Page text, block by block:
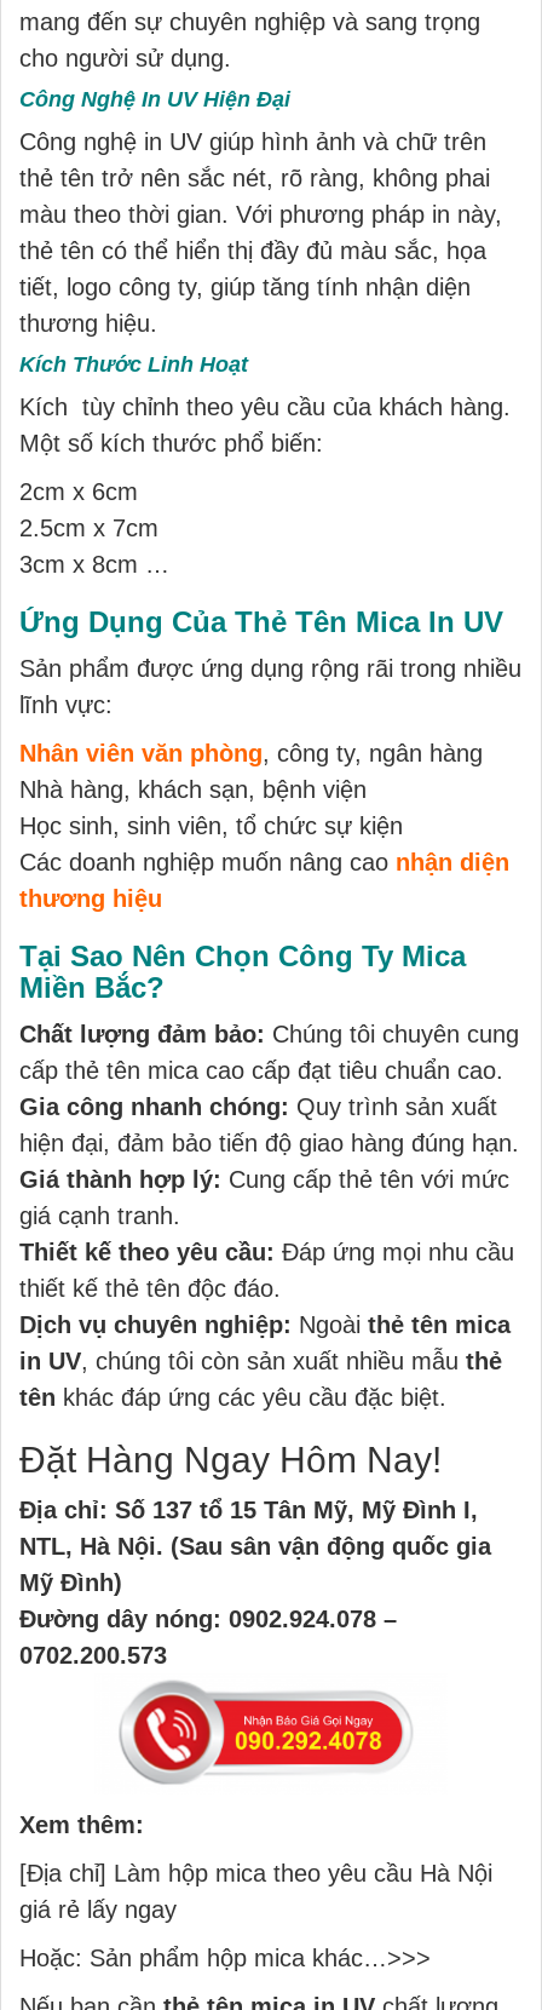
mang đến sự chuyên nghiệp và sang trọng
cho người sử dụng.
Công Nghệ In UV Hiện Đại
Công nghệ in UV giúp hình ảnh và chữ trên
thẻ tên trở nên sắc nét, rõ ràng, không phai
màu theo thời gian. Với phương pháp in này,
thẻ tên có thể hiển thị đầy đủ màu sắc, họa
tiết, logo công ty, giúp tăng tính nhận diện
thương hiệu.
Kích Thước Linh Hoạt
Kích tùy chỉnh theo yêu cầu của khách hàng.
Một số kích thước phổ biến:
2cm x 6cm
2.5cm x 7cm
3cm x 8cm …
Ứng Dụng Của Thẻ Tên Mica In UV
Sản phẩm được ứng dụng rộng rãi trong nhiều
lĩnh vực:
Nhân viên văn phòng, công ty, ngân hàng
Nhà hàng, khách sạn, bệnh viện
Học sinh, sinh viên, tổ chức sự kiện
Các doanh nghiệp muốn nâng cao nhận diện
thương hiệu
Tại Sao Nên Chọn Công Ty Mica
Miền Bắc?
Chất lượng đảm bảo: Chúng tôi chuyên cung
cấp thẻ tên mica cao cấp đạt tiêu chuẩn cao.
Gia công nhanh chóng: Quy trình sản xuất
hiện đại, đảm bảo tiến độ giao hàng đúng hạn.
Giá thành hợp lý: Cung cấp thẻ tên với mức
giá cạnh tranh.
Thiết kế theo yêu cầu: Đáp ứng mọi nhu cầu
thiết kế thẻ tên độc đáo.
Dịch vụ chuyên nghiệp: Ngoài thẻ tên mica
in UV, chúng tôi còn sản xuất nhiều mẫu thẻ
tên khác đáp ứng các yêu cầu đặc biệt.
Đặt Hàng Ngay Hôm Nay!
Địa chỉ: Số 137 tổ 15 Tân Mỹ, Mỹ Đình I,
NTL, Hà Nội. (Sau sân vận động quốc gia
Mỹ Đình)
Đường dây nóng: 0902.924.078 –
0702.200.573
Xem thêm:
[Địa chỉ] Làm hộp mica theo yêu cầu Hà Nội
giá rẻ lấy ngay
Hoặc: Sản phẩm hộp mica khác…>>>